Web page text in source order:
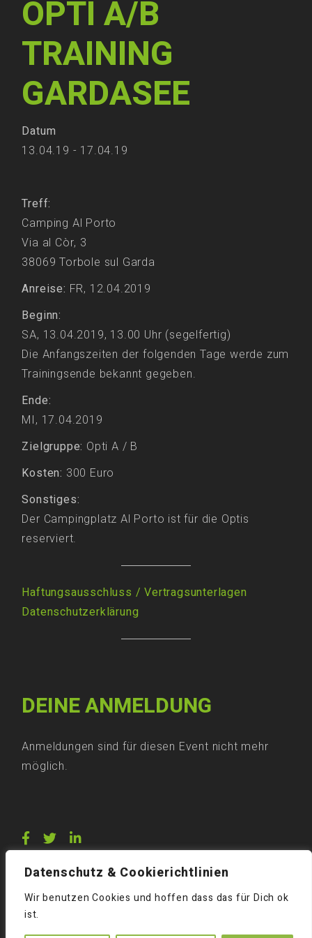
Datenschutz & Cookierichtlinien
Wir benutzen Cookies und hoffen dass das für Dich ok
ist.
OPTI A/B
TRAINING
GARDASEE
Datum
13.04.19 - 17.04.19
Treff:
Camping Al Porto
Via al Còr, 3
38069 Torbole sul Garda
Anreise: FR, 12.04.2019
Beginn:
SA, 13.04.2019, 13.00 Uhr (segelfertig)
Die Anfangszeiten der folgenden Tage werde zum
Trainingsende bekannt gegeben.
Ende:
MI, 17.04.2019
Zielgruppe: Opti A / B
Kosten: 300 Euro
Sonstiges:
Der Campingplatz Al Porto ist für die Optis
reserviert.
Haftungsausschluss / Vertragsunterlagen
Datenschutzerklärung
DEINE ANMELDUNG
Anmeldungen sind für diesen Event nicht mehr
möglich.